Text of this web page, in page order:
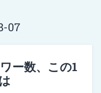
07
ー数、この1